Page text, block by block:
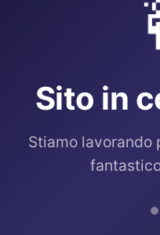
Sito in
Stiamo